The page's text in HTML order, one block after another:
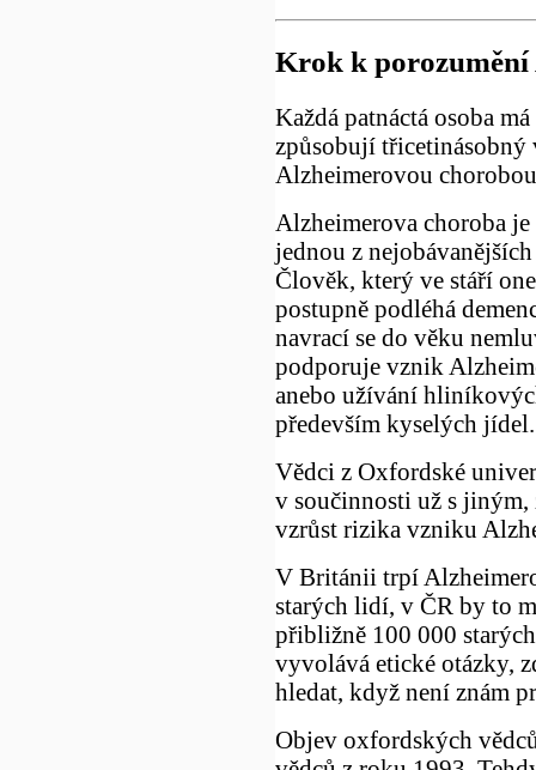
Krok k porozumění
Každá patnáctá osoba
způsobují třicetinásobný
Alzheimerovou
Alzheimerova choroba
jednou z
Člověk, který ve stáří
postupně podléhá
navrací se do věku
podporuje vznik
anebo užívání
především kyselých jídel.
Vědci z Oxfordské
v součinnosti už s jiným,
vzrůst rizika vzniku
V Británii trpí
starých lidí, v ČR by to
přibližně 100 000
vyvolává etické otázky,
hledat, když není znám
Objev oxfordských